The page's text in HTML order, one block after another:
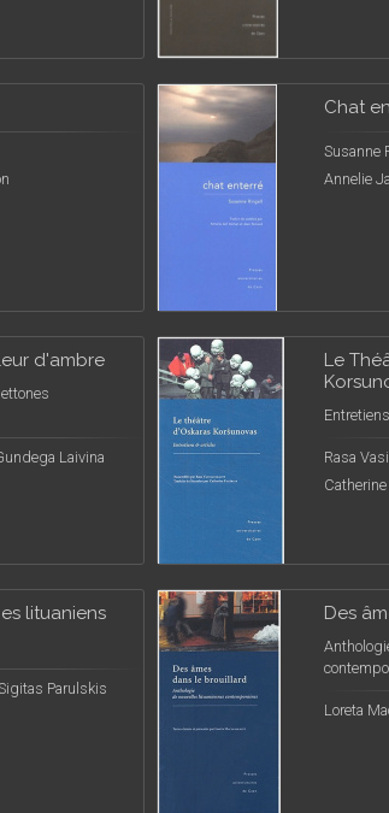
Chat
Susanne
Annelie
d'ambre
Laivina
Le
Rasa
lituaniens
Parulskis
Des
Loreta